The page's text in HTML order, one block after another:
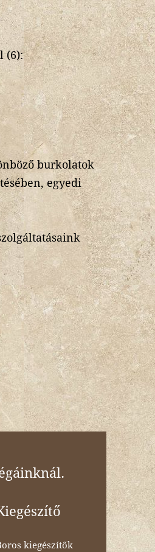
(6):
burkolatok
egyedi
kiegészítők